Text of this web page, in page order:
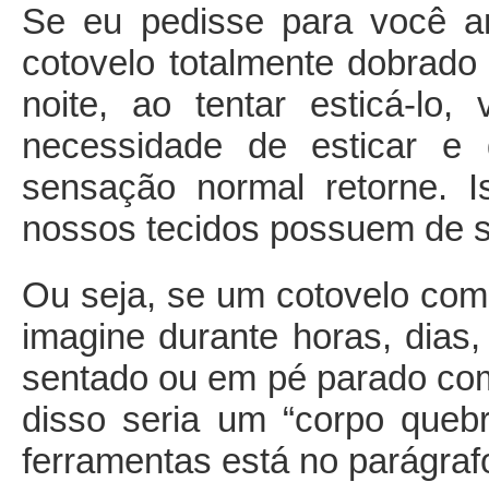
Se eu pedisse para você
cotovelo totalmente
noite, ao tentar esticá-lo,
necessidade de esticar
sensação normal retorne.
nossos tecidos possuem de
Ou seja, se um cotovelo
imagine durante horas,
sentado ou em pé parado
disso seria um “corpo
ferramentas está no